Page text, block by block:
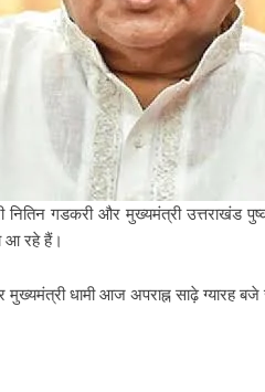
नितिन गडकरी और मुख्यमंत्री उत्तराखंड
आ रहे हैं।
धामी आज अपराह्न साढ़े ग्यारह बजे